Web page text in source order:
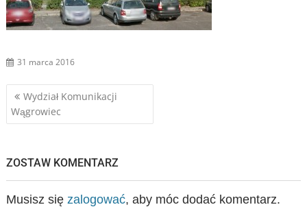
31 marca 2016
Nawigacja
wpisu
Wydział Komunikacji
Wągrowiec
ZOSTAW KOMENTARZ
Musisz się zalogować, aby móc dodać komentarz.